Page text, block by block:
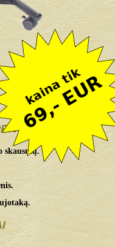
skausmų.